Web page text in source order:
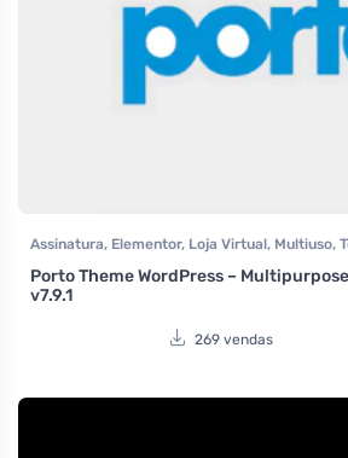
Assinatura, Elementor, Loja Virtual, Multiuso,
Woocommerce
Porto Theme WordPress –
v7.9.1
269 vendas